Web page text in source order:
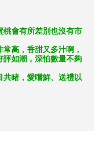
桃會有所差別也沒有市
高，香甜又多汁啊，
評如潮，深怕數量不夠
共睹，愛嚐鮮、送禮以